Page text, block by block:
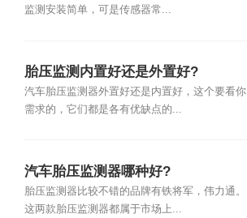
监测安装简单，可是传感器常...
胎压监测内置好还是外置好?
汽车胎压监测器外置好还是内置好，这个要看你
需求的，它们都是各有优缺点的...
汽车胎压监测器哪种好?
胎压监测器比较不错的品牌有铁将军，伟力通。
这两款胎压监测器都属于市场上...